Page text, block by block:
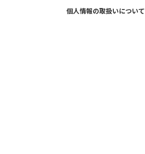
個人情報の取扱いについて